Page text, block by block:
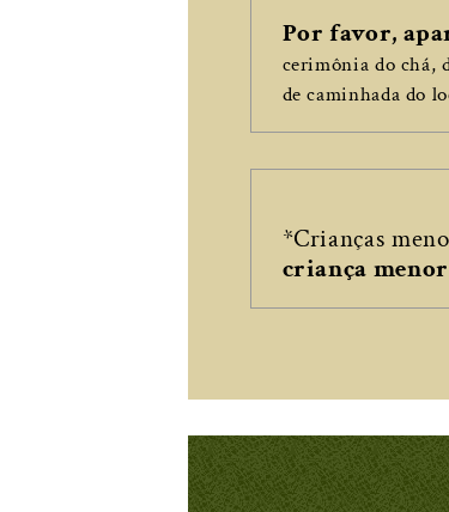
Por favor,
cerimônia do chá,
de caminhada do
*Crianças
criança menor